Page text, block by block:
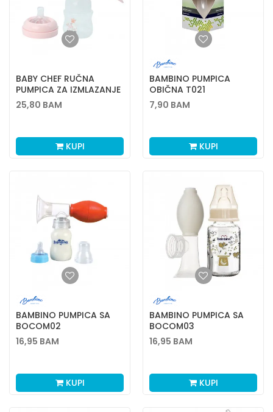
BABY CHEF RUČNA
PUMPICA ZA IZMLAZANJE
25,80 BAM
KUPI
BAMBINO PUMPICA
OBIČNA T021
7,90 BAM
KUPI
BAMBINO PUMPICA SA
BOCOM02
16,95 BAM
KUPI
BAMBINO PUMPICA SA
BOCOM03
16,95 BAM
KUPI